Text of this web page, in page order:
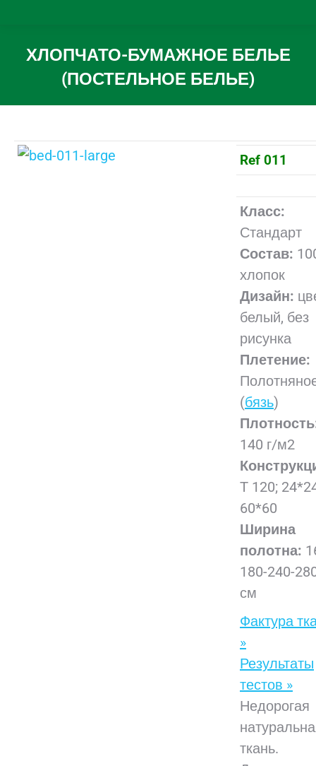
ХЛОПЧАТО-БУМАЖНОЕ БЕЛЬЕ
(ПОСТЕЛЬНОЕ БЕЛЬЕ)
Вы здесь:
Ref 011
Класс:
Стандарт
Состав:
хлопок
Дизайн:
белый, без
рисунка
Плетение:
(бязь)
140 г/м2
Т 120;
60*60
Ширина
полотна:
180-240-
см
Фактура
»
Результаты
тестов »
Недорогая
ткань.